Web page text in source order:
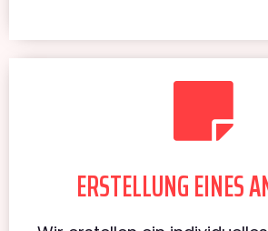
ERSTELLUNG EINES